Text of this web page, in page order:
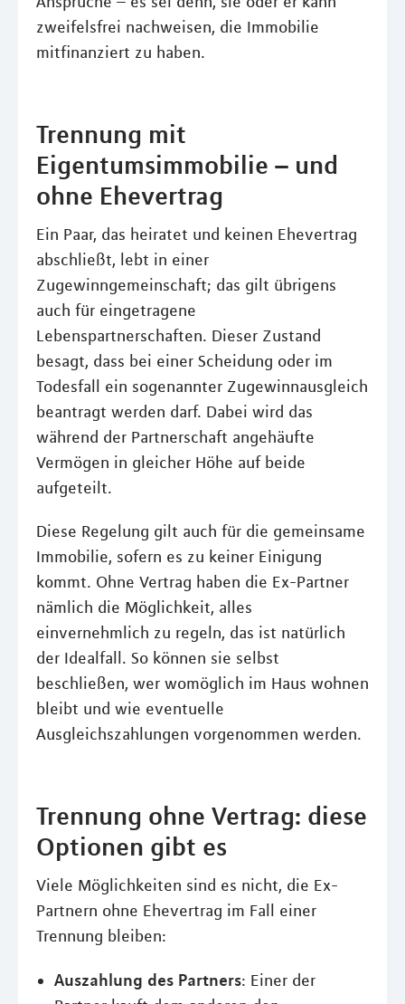
zweifelsfrei nachweisen, die Immobilie
mitfinanziert zu haben.
Trennung mit
Eigentumsimmobilie – und
ohne Ehevertrag
Ein Paar, das heiratet und keinen Ehevertrag
abschließt, lebt in einer
Zugewinngemeinschaft; das gilt übrigens
auch für eingetragene
Lebenspartnerschaften. Dieser Zustand
besagt, dass bei einer Scheidung oder im
Todesfall ein sogenannter Zugewinnausgleich
beantragt werden darf. Dabei wird das
während der Partnerschaft angehäufte
Vermögen in gleicher Höhe auf beide
aufgeteilt.
Diese Regelung gilt auch für die gemeinsame
Immobilie, sofern es zu keiner Einigung
kommt. Ohne Vertrag haben die Ex-Partner
nämlich die Möglichkeit, alles
einvernehmlich zu regeln, das ist natürlich
der Idealfall. So können sie selbst
beschließen, wer womöglich im Haus wohnen
bleibt und wie eventuelle
Ausgleichszahlungen vorgenommen werden.
Trennung ohne Vertrag: diese
Optionen gibt es
Viele Möglichkeiten sind es nicht, die Ex-
Partnern ohne Ehevertrag im Fall einer
Trennung bleiben:
Auszahlung des Partners: Einer der